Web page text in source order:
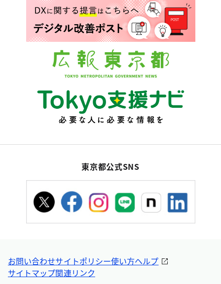
東京都公式SNS
お問い合わせサイトポリシー使い方ヘルプ
サイトマップ関連リンク